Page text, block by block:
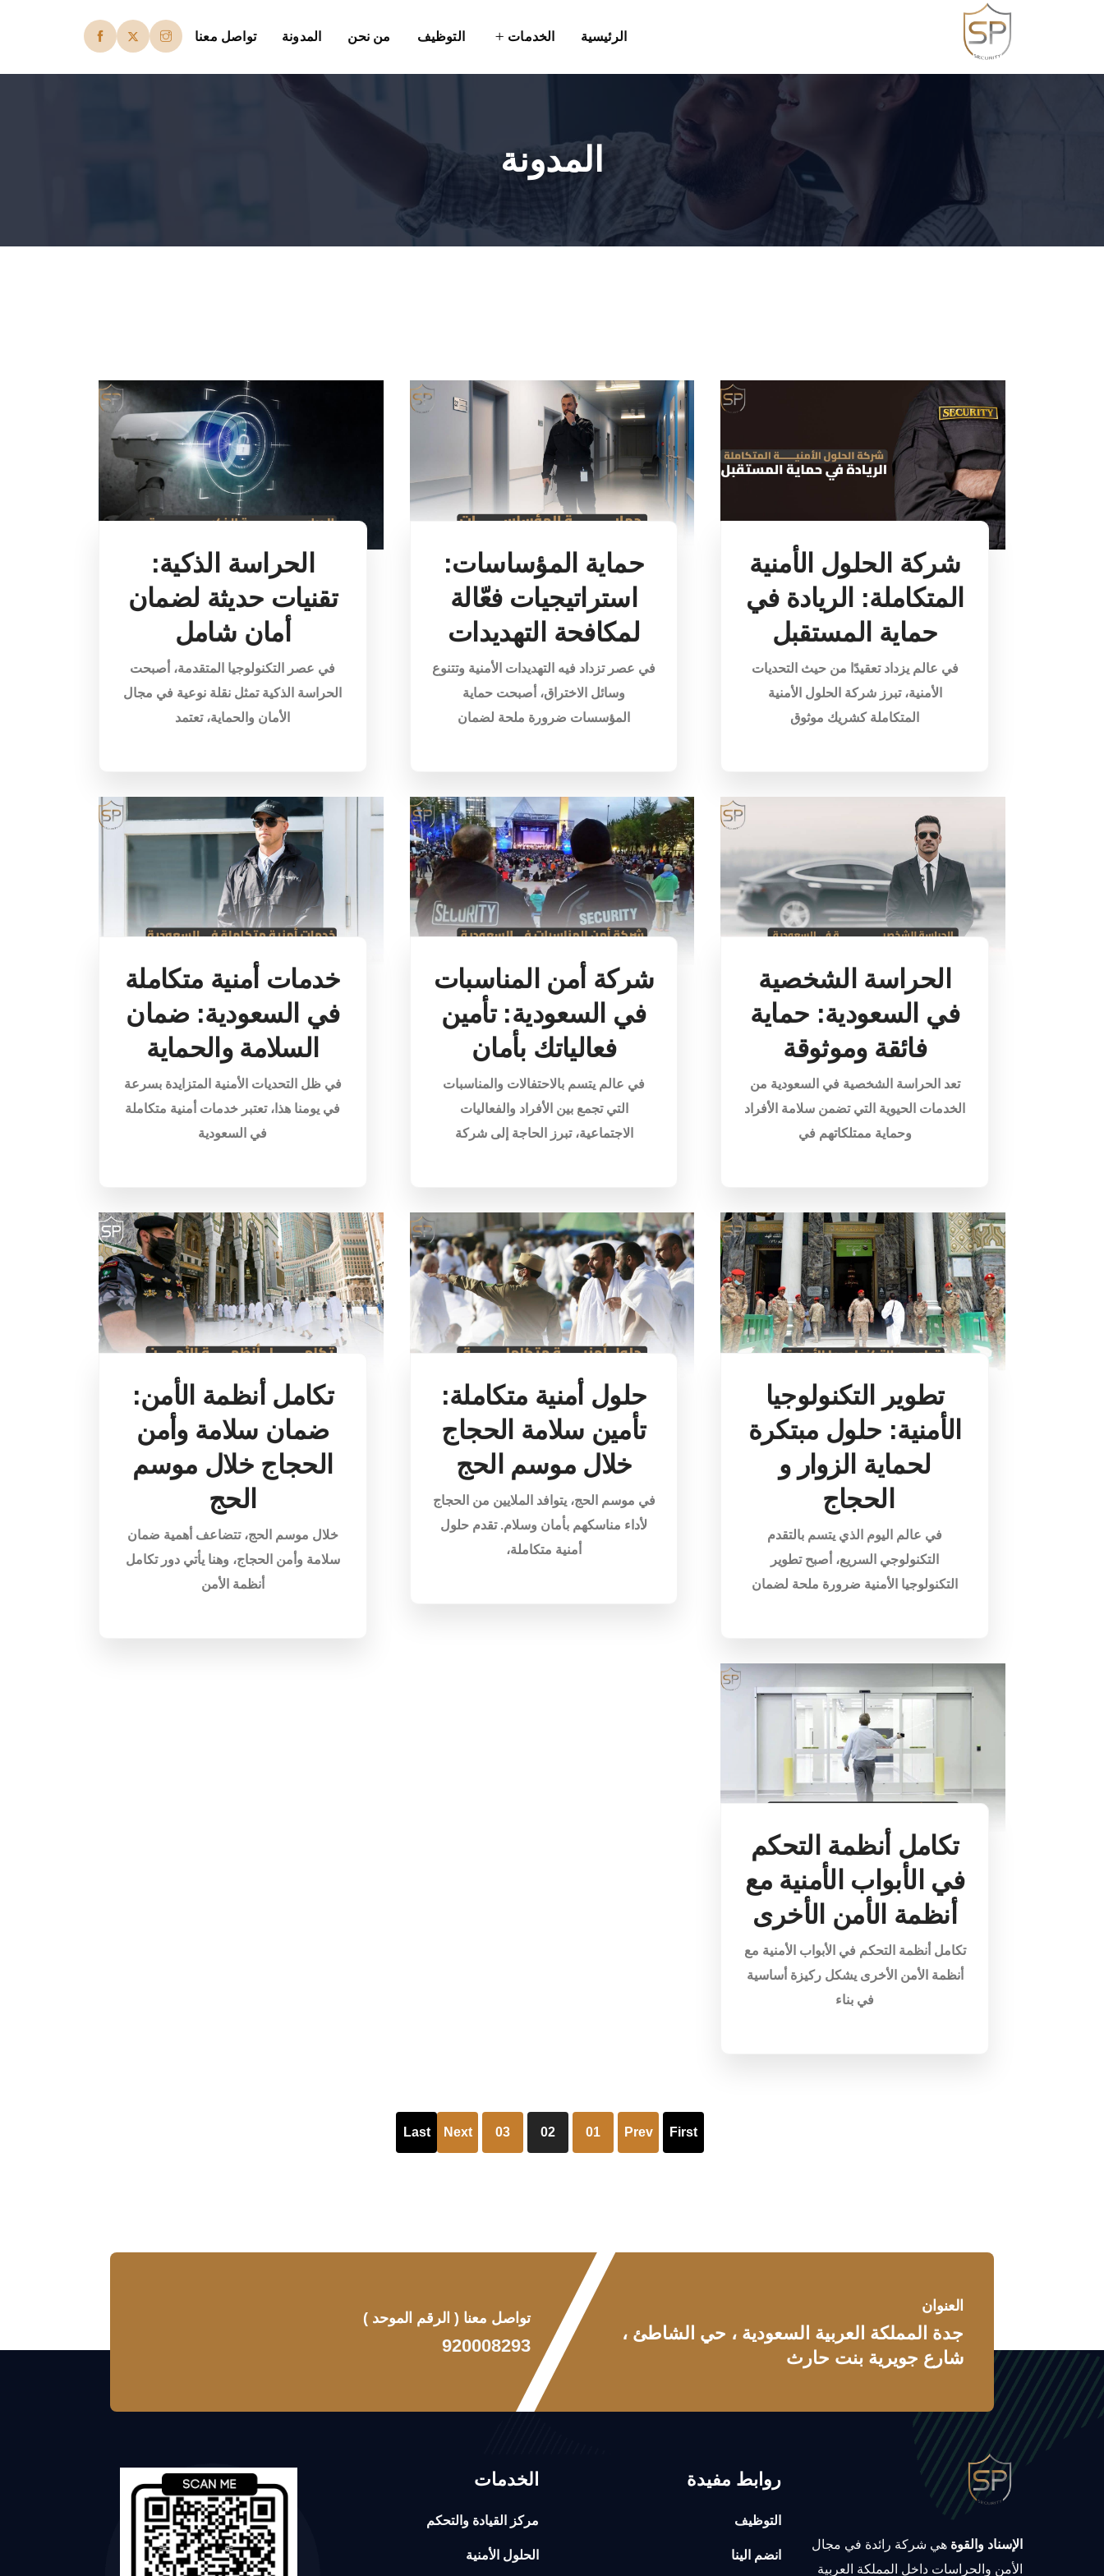
الرئيسية الخدمات التوظيف من نحن المدونة تواصل معنا
المدونة
شركة الحلول الأمنية
المتكاملة: الريادة في
حماية المستقبل
في عالم يزداد تعقيدًا من حيث التحديات
الأمنية، تبرز شركة الحلول الأمنية
المتكاملة كشريك موثوق
حماية المؤساسات:
استراتيجيات فعّالة
لمكافحة التهديدات
في عصر تزداد فيه التهديدات الأمنية وتتنوع
وسائل الاختراق، أصبحت حماية
المؤسسات ضرورة ملحة لضمان
الحراسة الذكية:
تقنيات حديثة لضمان
أمان شامل
في عصر التكنولوجيا المتقدمة، أصبحت
الحراسة الذكية تمثل نقلة نوعية في مجال
الأمان والحماية، تعتمد
الحراسة الشخصية
في السعودية: حماية
فائقة وموثوقة
تعد الحراسة الشخصية في السعودية من
الخدمات الحيوية التي تضمن سلامة الأفراد
وحماية ممتلكاتهم في
شركة أمن المناسبات
في السعودية: تأمين
فعالياتك بأمان
في عالم يتسم بالاحتفالات والمناسبات
التي تجمع بين الأفراد والفعاليات
الاجتماعية، تبرز الحاجة إلى شركة
خدمات أمنية متكاملة
في السعودية: ضمان
السلامة والحماية
في ظل التحديات الأمنية المتزايدة بسرعة
في يومنا هذا، تعتبر خدمات أمنية متكاملة
في السعودية
تطوير التكنولوجيا
الأمنية: حلول مبتكرة
لحماية الزوار و
الحجاج
في عالم اليوم الذي يتسم بالتقدم
التكنولوجي السريع، أصبح تطوير
التكنولوجيا الأمنية ضرورة ملحة لضمان
حلول أمنية متكاملة:
تأمين سلامة الحجاج
خلال موسم الحج
في موسم الحج، يتوافد الملايين من الحجاج
لأداء مناسكهم بأمان وسلام. تقدم حلول
أمنية متكاملة،
تكامل أنظمة الأمن:
ضمان سلامة وأمن
الحجاج خلال موسم
الحج
خلال موسم الحج، تتضاعف أهمية ضمان
سلامة وأمن الحجاج، وهنا يأتي دور تكامل
أنظمة الأمن
تكامل أنظمة التحكم
في الأبواب الأمنية مع
أنظمة الأمن الأخرى
تكامل أنظمة التحكم في الأبواب الأمنية مع
أنظمة الأمن الأخرى يشكل ركيزة أساسية
في بناء
First
Prev
01
02
03
Next
Last
العنوان
جدة المملكة العربية السعودية ، حي الشاطئ ،
شارع جويرية بنت حارث
تواصل معنا ( الرقم الموحد )
920008293
الإسناد والقوة هي شركة رائدة في مجال
الأمن والحراسات داخل المملكة العربية
روابط مفيدة
التوظيف
انضم الينا
الخدمات
مركز القيادة والتحكم
الحلول الأمنية